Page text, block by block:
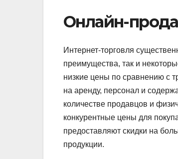
Онлайн-
Интернет-торговля
преимущества, так и
низкие цены по сравнению с
на аренду, персонал и
количестве продавцов и
конкурентные цены для
предоставляют скидки на
продукции.